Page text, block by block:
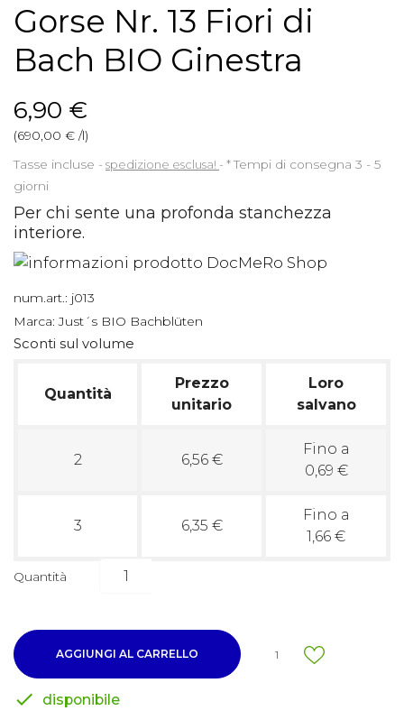
Gorse Nr. 13 Fiori di
Bach BIO Ginestra
6,90 €
(690,00 € /l)
Tasse incluse
spedizione esclusa! *Tempi di consegna 3 - 5
giorni
Per chi sente una profonda stanchezza
interiore.
num.art.: j013
Marca: Just´s BIO Bachblüten
Sconti sul volume
Quantità
Prezzo
unitario
Loro
salvano
2 6,56 €
Fino a
0,69 €
3 6,35 €
Fino a
1,66 €
Quantità
AGGIUNGI AL CARRELLO 1
 disponibile